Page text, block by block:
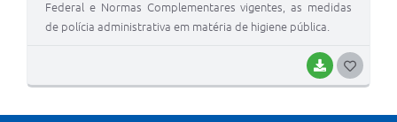
BAIXAR
Federal e Normas Complementares vigentes, as medidas
de polícia administrativa em matéria de higiene pública.